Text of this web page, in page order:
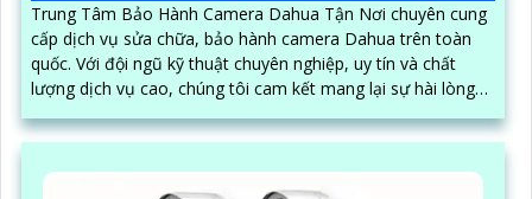
Trung Tâm Bảo Hành Camera Dahua Tận Nơi chuyên cung
cấp dịch vụ sửa chữa, bảo hành camera Dahua trên toàn
quốc. Với đội ngũ kỹ thuật chuyên nghiệp, uy tín và chất
lượng dịch vụ cao, chúng tôi cam kết mang lại sự hài lòng
cho khách hàng